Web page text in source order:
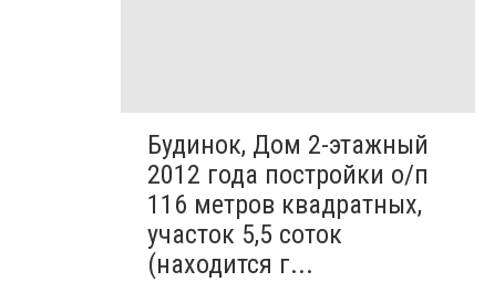
Будинок, Дом 2-этажный
2012 года постройки о/п
116 метров квадратных,
участок 5,5 соток
(находится г...